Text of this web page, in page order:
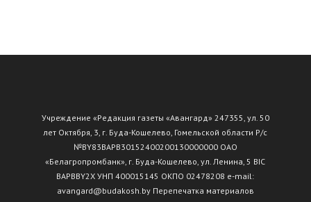
Учреждение «Редакция газеты «Авангард» 247355, ул. 50
лет Октября, 3, г. Буда-Кошелево, Гомельской области Р/с
№ВY83ВАРВ30152400200130000000 ОАО
«Белагропромбанк», г. Буда-Кошелево, ул. Ленина, 5 BIC
BAPBBY2X УНП 400015145 ОКПО 02478208 e-mail:
avangard@budakosh.by Перепечатка материалов